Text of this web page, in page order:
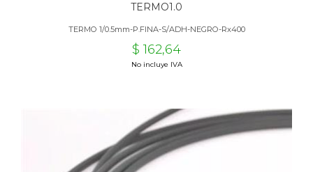
TERMO1.0
TERMO 1/0.5mm-P.FINA-S/ADH-NEGRO-Rx400
$ 162,64
No incluye IVA